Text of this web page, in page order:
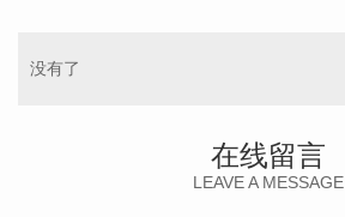
没有了
在线留言
LEAVE A MESSAGE